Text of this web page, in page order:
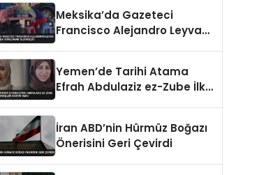
Meksika’da Gazeteci
Francisco Alejandro Leyva
Yemen’de Tarihi Atama
Efrah Abdulaziz ez-Zube İlk
İran ABD’nin Hürmüz Boğazı
Önerisini Geri Çevirdi